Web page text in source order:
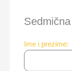
Ime i prezime: